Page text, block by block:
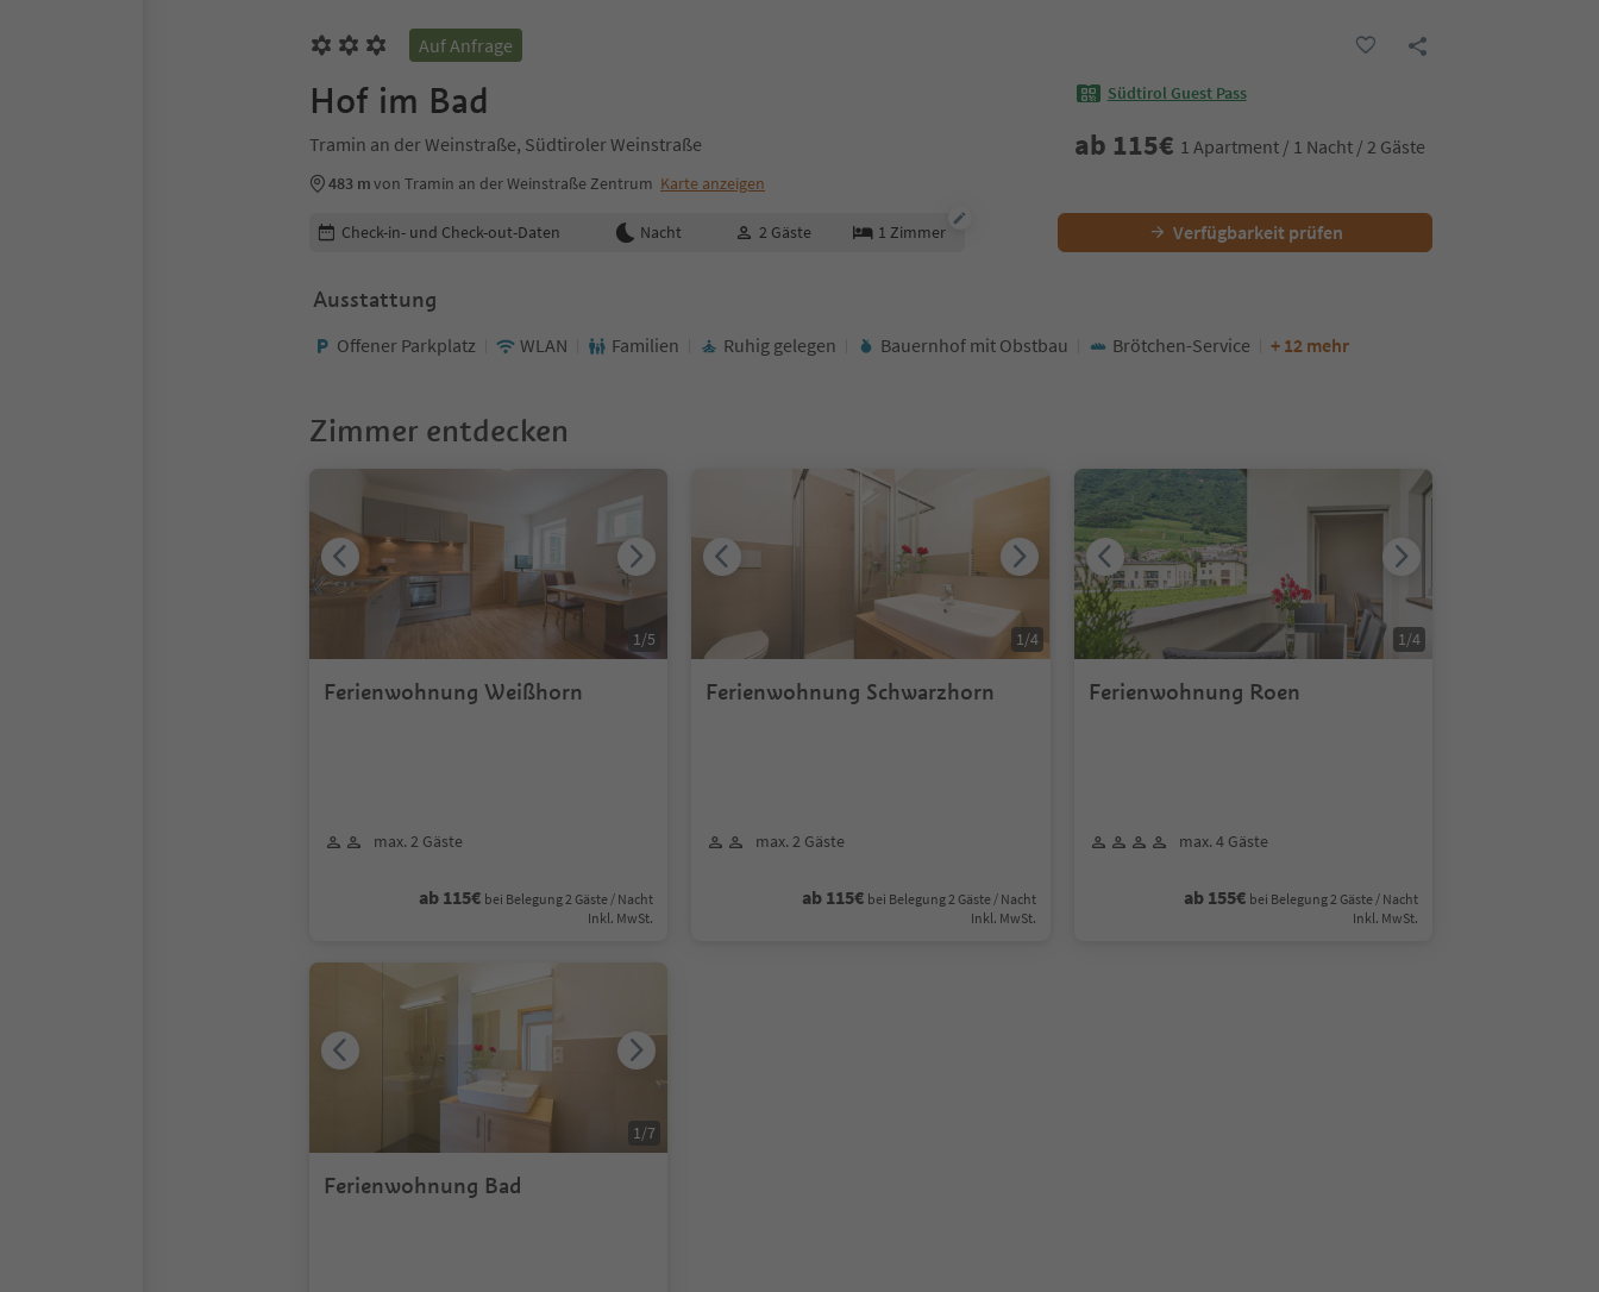
Auf Anfrage
Hof im Bad
Tramin an der Weinstraße, Südtiroler Weinstraße
483 mvon Tramin an der Weinstraße Zentrum Karte anzeigen
Südtirol Guest Pass
ab 115€ 1 Apartment / 1 Nacht / 2 Gäste
Buchungsdetails bearbeiten
Check-in- und Check-out-Daten Nacht 2 Gäste 1 Zimmer Verfügbarkeit prüfen
Ausstattung
Offener Parkplatz WLAN Familien Ruhig gelegen Bauernhof mit Obstbau Brötchen-Service + 12 mehr
Zimmer entdecken
Ferienwohnung Weißhorn
max. 2 Gäste
ab 115€ bei Belegung 2 Gäste / Nacht
Inkl. MwSt.
1/5
Ferienwohnung Schwarzhorn
max. 2 Gäste
ab 115€ bei Belegung 2 Gäste / Nacht
Inkl. MwSt.
1/4
Ferienwohnung Roen
max. 4 Gäste
ab 155€ bei Belegung 2 Gäste / Nacht
Inkl. MwSt.
1/4
Ferienwohnung Bad
1/7